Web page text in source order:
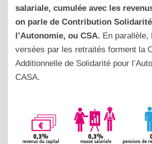
salariale, cumulée avec les
on parle de Contribution
l’Autonomie, ou CSA. En parallèle,
versées par les retraités forment la
Additionnelle de Solidarité pour
CASA.